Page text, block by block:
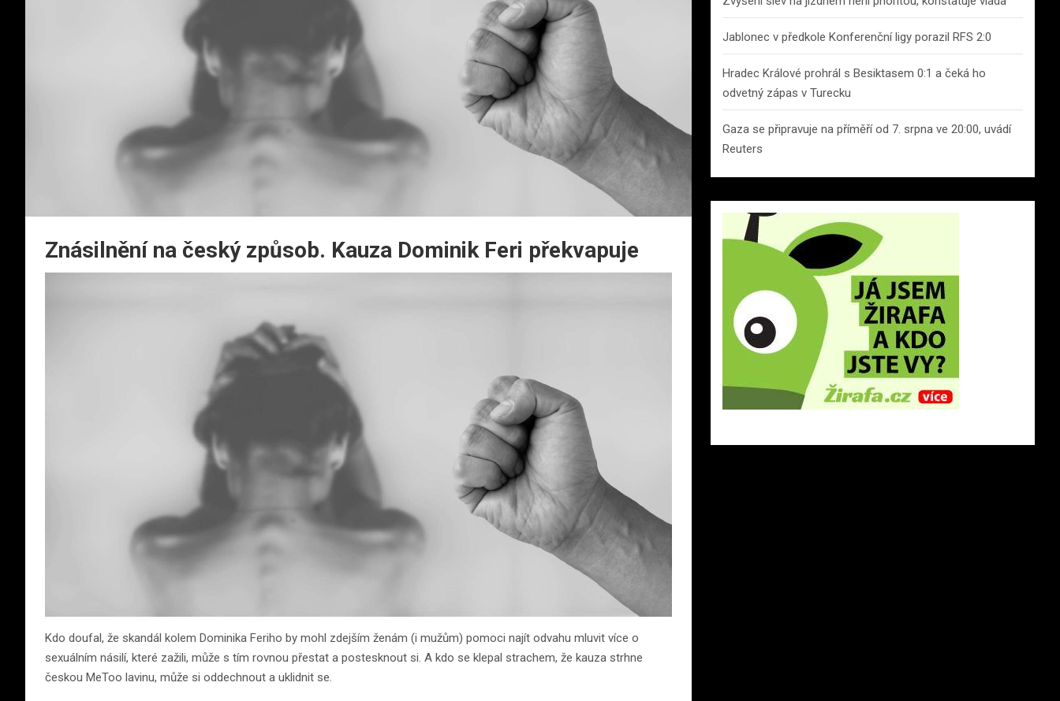
Znásilnění na český způsob. Kauza Dominik Feri překvapuje
Kdo doufal, že skandál kolem Dominika Feriho by mohl zdejším ženám (i mužům) pomoci najít odvahu mluvit více o
sexuálním násilí, které zažili, může s tím rovnou přestat a postesknout si. A kdo se klepal strachem, že kauza strhne
českou MeToo lavinu, může si oddechnout a uklidnit se.
Jablonec v předkole Konferenční ligy porazil RFS 2:0
Hradec Králové prohrál s Besiktasem 0:1 a čeká ho
odvetný zápas v Turecku
Gaza se připravuje na příměří od 7. srpna ve 20:00, uvádí
Reuters